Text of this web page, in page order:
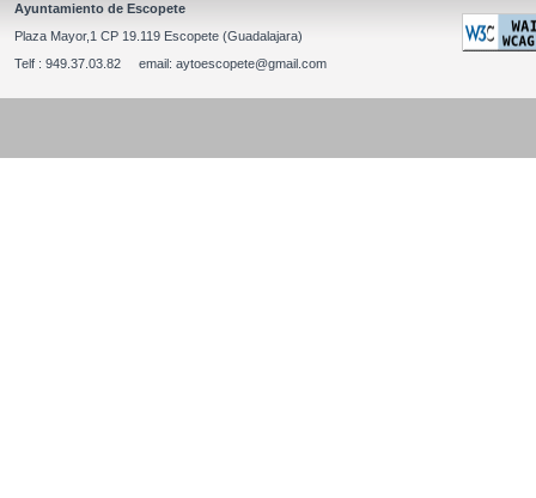
Ayuntamiento de Escopete
Plaza Mayor,1 CP 19.119 Escopete (Guadalajara)
Telf : 949.37.03.82 email: aytoescopete@gmail.com